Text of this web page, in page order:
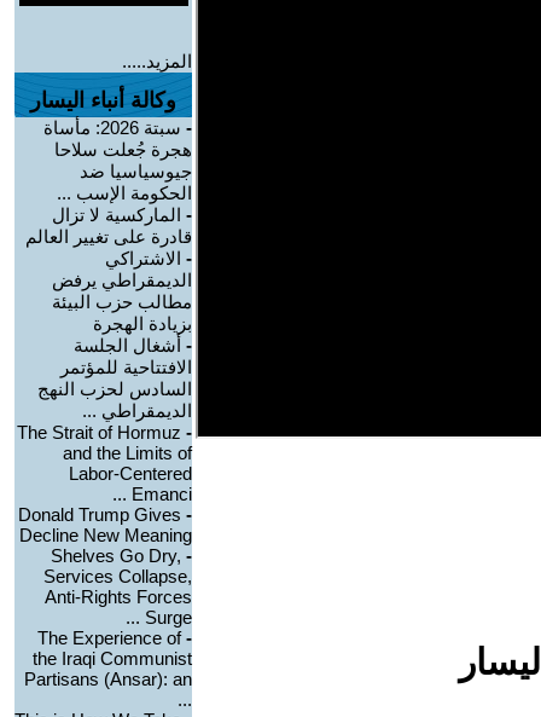
المزيد.....
وكالة أنباء اليسار
-
سبتة 2026: مأساة
هجرة جُعلت سلاحا
جيوسياسيا ضد
الحكومة الإسب ...
- الماركسية لا تزال
قادرة على تغيير العالم
- الاشتراكي
الديمقراطي يرفض
مطالب حزب البيئة
بزيادة الهجرة
- أشغال الجلسة
الافتتاحية للمؤتمر
السادس لحزب النهج
الديمقراطي ...
-
The Strait of Hormuz
and the Limits of
Labor-Centered
Emanci ...
-
Donald Trump Gives
Decline New Meaning
-
Shelves Go Dry,
Services Collapse,
Anti-Rights Forces
Surge ...
-
The Experience of
the Iraqi Communist
Partisans (Ansar): an
...